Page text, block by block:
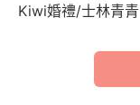
Kiwi婚禮/士林青青